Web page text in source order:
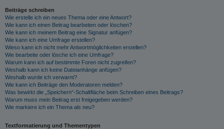
Beiträge schreiben
Wie erstelle ich ein neues Thema oder eine Antwort?
Wie kann ich einen Beitrag bearbeiten oder löschen?
Wie kann ich meinem Beitrag eine Signatur anfügen?
Wie kann ich eine Umfrage erstellen?
Wieso kann ich nicht mehr Antwortmöglichkeiten erstellen?
Wie bearbeite oder lösche ich eine Umfrage?
Warum kann ich auf bestimmte Foren nicht zugreifen?
Weshalb kann ich keine Dateianhänge anfügen?
Weshalb wurde ich verwarnt?
Wie kann ich Beiträge den Moderatoren melden?
Was bewirkt die „Speichern“-Schaltfläche beim Schreiben eines Beitrags?
Warum muss mein Beitrag erst freigegeben werden?
Wie markiere ich ein Thema als neu?
Textformatierung und Thementypen